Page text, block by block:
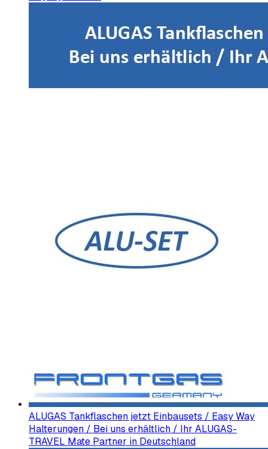
ALUGAS Tankflaschen jetzt Einbausets / Easy Way
Halterungen / Bei uns erhältlich / Ihr ALUGAS-
TRAVEL Mate Partner in Deutschland